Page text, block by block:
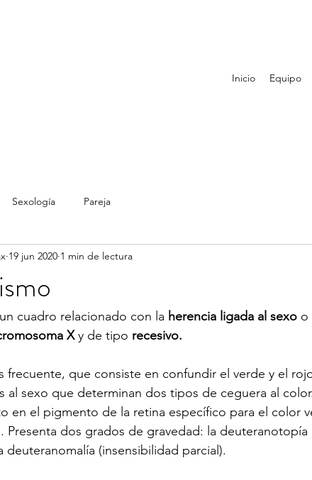
Inicio Equipo
Sexología Pareja
19 jun 2020 1 min de lectura
cuadro relacionado con la herencia ligada al sexo o
X y de tipo recesivo.
frecuente, que consiste en confundir el verde y el
al sexo que determinan dos tipos de ceguera al
en el pigmento de la retina específico para el color
Presenta dos grados de gravedad: la deuteranotopía
deuteranomalía (insensibilidad parcial).